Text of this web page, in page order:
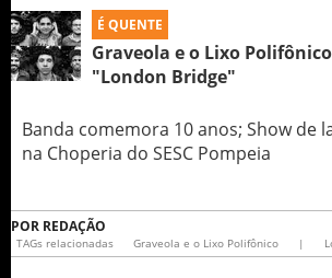
É QUENTE
Graveola e o Lixo
"London Bridge"
Banda comemora 10 anos; Show de
na Choperia do SESC Pompeia
POR REDAÇÃO
TAGs relacionadas Graveola e o Lixo Polifônico |